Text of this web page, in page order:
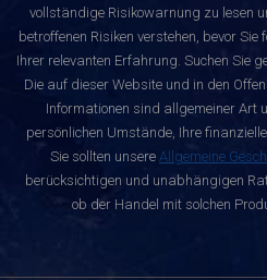
vollständige Risikowarnung zu lesen
betroffenen Risiken verstehen, bevor
Ihrer relevanten Erfahrung. Suchen Sie
Die auf dieser Website und in den
Informationen sind allgemeiner Art
persönlichen Umstände, Ihre
Sie sollten unsere Allgemeine
berücksichtigen und unabhängigen
ob der Handel mit solchen